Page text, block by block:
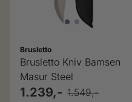
Brusletto
Brusletto Kniv Bamsen
Masur Steel
1.239,- 1.549,-